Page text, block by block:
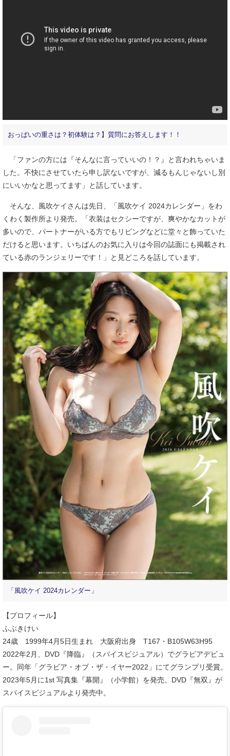
おっぱいの重さは？初体験は？】質問にお答えします！！
「ファンの方には『そんなに言っていいの！？』と言われちゃいま
した。不快にさせていたら申し訳ないですが、減るもんじゃないし別
にいいかなと思ってます」と話しています。
そんな、風吹ケイさんは先日、「風吹ケイ 2024カレンダー」をわ
くわく製作所より発売。「衣装はセクシーですが、爽やかなカットが
多いので、パートナーがいる方でもリビングなどに堂々と飾っていた
だけると思います。いちばんのお気に入りは今回の誌面にも掲載され
ている赤のランジェリーです！」と見どころを話しています。
「風吹ケイ 2024カレンダー」
【プロフィール】
ふぶきけい
24歳 1999年4月5日生まれ 大阪府出身 T167・B105W63H95
2022年2月、DVD『降臨』（スパイスビジュアル）でグラビアデビュ
ー。同年「グラビア・オブ・ザ・イヤー2022」にてグランプリ受賞。
2023年5月に1st 写真集『幕開』（小学館）を発売。DVD『無双』が
スパイスビジュアルより発売中。